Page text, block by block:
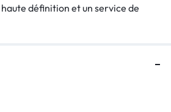
définition et un service de